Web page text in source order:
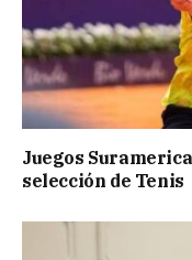
Juegos
selección de Tenis